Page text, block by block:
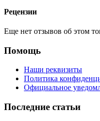
Рецензии
Еще нет отзывов об этом
Помощь
Наши реквизиты
Политика
Официальное
Последние статьи